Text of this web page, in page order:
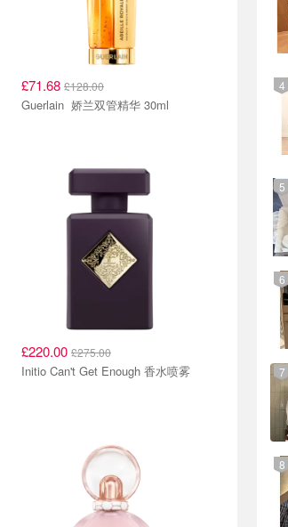
£71.68 £128.00
Guerlain 娇兰双管精华 30ml
£220.00 £275.00
Initio Can't Get Enough 香水喷雾